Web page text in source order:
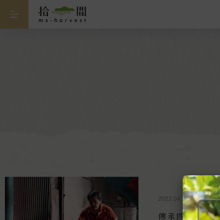
2022.04.15
傳承四代麻油